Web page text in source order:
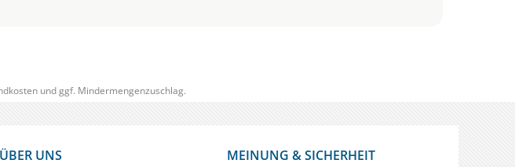
und ggf. Mindermengenzuschlag.
ÜBER UNS MEINUNG & SICHERHEIT